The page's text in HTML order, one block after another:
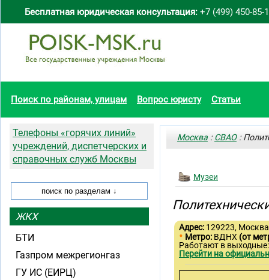
Бесплатная юридическая консультация: +7 (499) 450-85-
Поиск по районам, улицам Вопрос юристу Статьи
Москва :СВАО:
Музеи
Адрес: 129223,
• Метро: ВДНХ (от
Работают в
Перейти на
Телефоны «горячих линий»
учреждений, диспетчерских и
справочных служб Москвы
ЖКХ
БТИ
Газпром межрегионгаз
ГУ ИС (ЕИРЦ)